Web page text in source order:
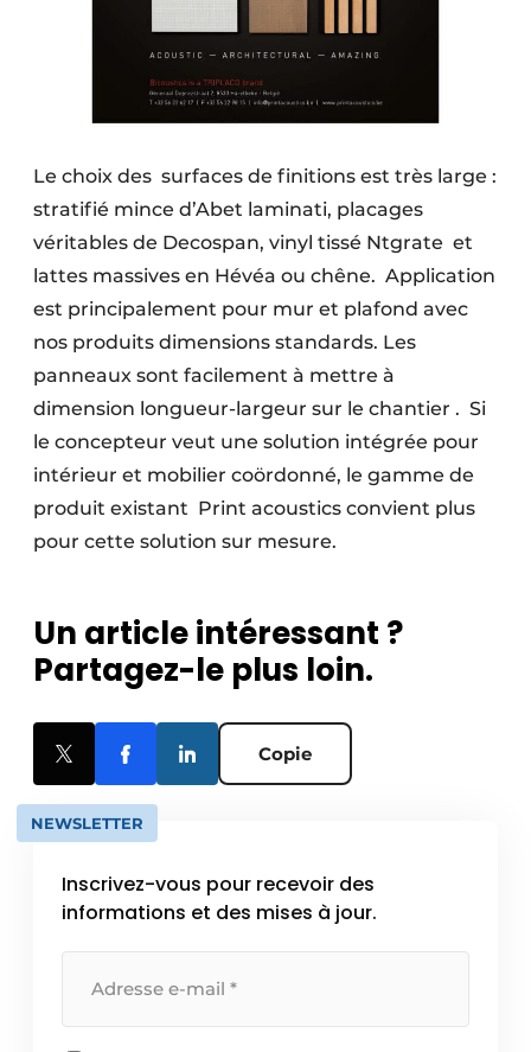
Le choix des surfaces de finitions est très large :
stratifié mince d’Abet laminati, placages
véritables de Decospan, vinyl tissé Ntgrate et
lattes massives en Hévéa ou chêne. Application
est principalement pour mur et plafond avec
nos produits dimensions standards. Les
panneaux sont facilement à mettre à
dimension longueur-largeur sur le chantier . Si
le concepteur veut une solution intégrée pour
intérieur et mobilier coördonné, le gamme de
produit existant Print acoustics convient plus
pour cette solution sur mesure.
Un article intéressant ?
Partagez-le plus loin.
Copie
NEWSLETTER
Inscrivez-vous pour recevoir des
informations et des mises à jour.